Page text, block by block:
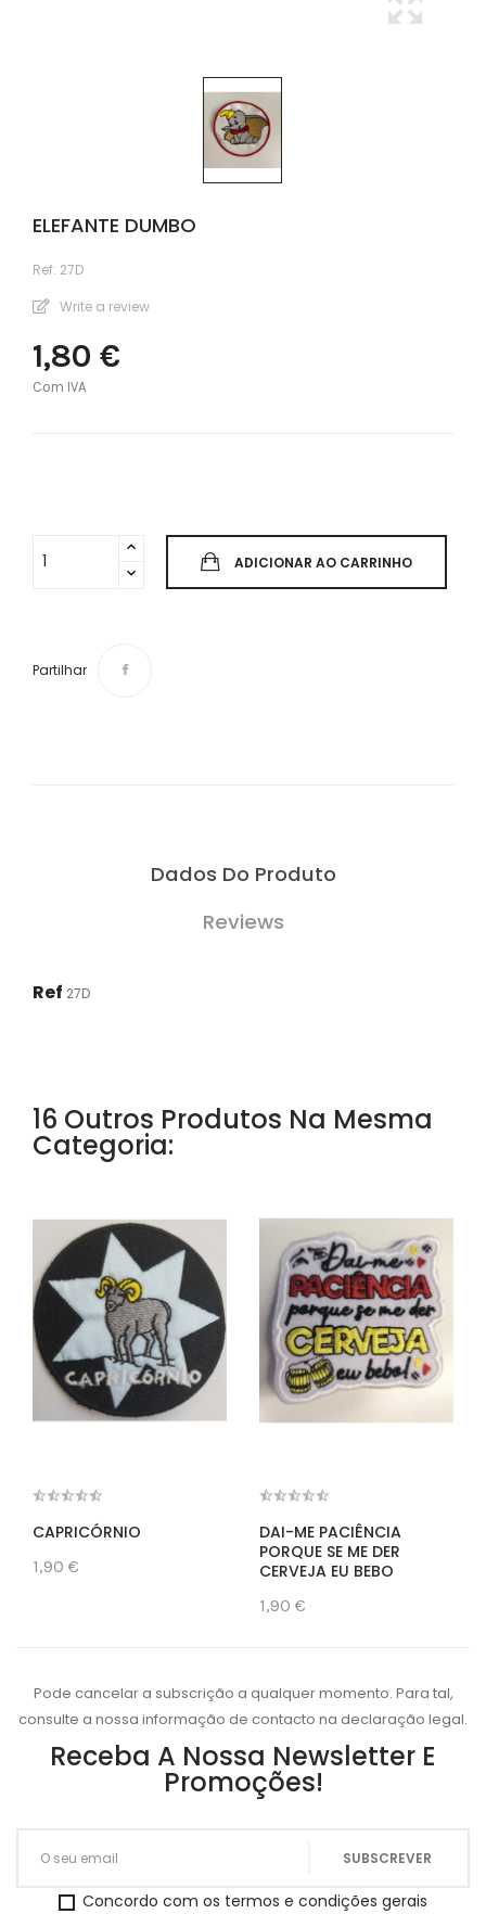
ELEFANTE DUMBO
Ref: 27D
Write a review
1,80 €
Com IVA
ADICIONAR AO CARRINHO
Partilhar
Dados Do Produto
Reviews
Ref 27D
16 Outros Produtos Na Mesma
Categoria:
CAPRICÓRNIO
1,90 €
DAI-ME PACIÊNCIA
PORQUE SE ME DER
CERVEJA EU BEBO
1,90 €
Pode cancelar a subscrição a qualquer momento. Para tal,
consulte a nossa informação de contacto na declaração legal.
Receba A Nossa Newsletter E
Promoções!
Concordo com os termos e condições gerais